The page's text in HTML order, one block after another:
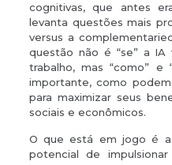
cognitivas, que antes
levanta questões mais
versus a
questão não é “se” a
trabalho, mas “como” e
importante, como
para maximizar seus
sociais e econômicos.
O que está em jogo é
potencial de